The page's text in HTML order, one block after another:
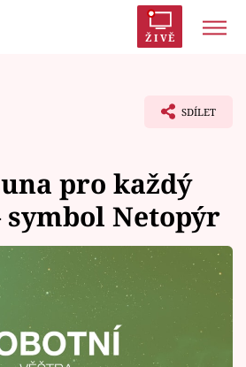
ŽIVĚ
SDÍLET
pro každý
symbol Netopýr